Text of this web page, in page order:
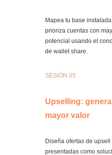
Mapea tu base
prioriza cuentas con
potencial usando el
de wallet share.
SESIÓN 05
Upselling: genera
mayor valor
Diseña ofertas de upsell
presentadas como